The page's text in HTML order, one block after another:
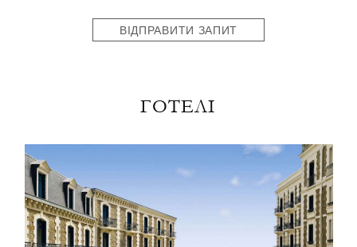
ВІДПРАВИТИ ЗАПИТ
ГОТЕЛІ